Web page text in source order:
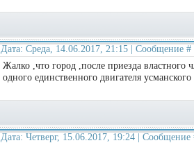
Дата: Среда, 14.06.2017, 21:15 | Сообщение #
Жалко ,что город ,после приезда властного
одного единственного двигателя усманского
Дата: Четверг, 15.06.2017, 19:24 | Сообщение